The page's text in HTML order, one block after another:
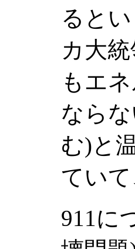
ると
カ大
もエ
なら
む)と
てい
911に